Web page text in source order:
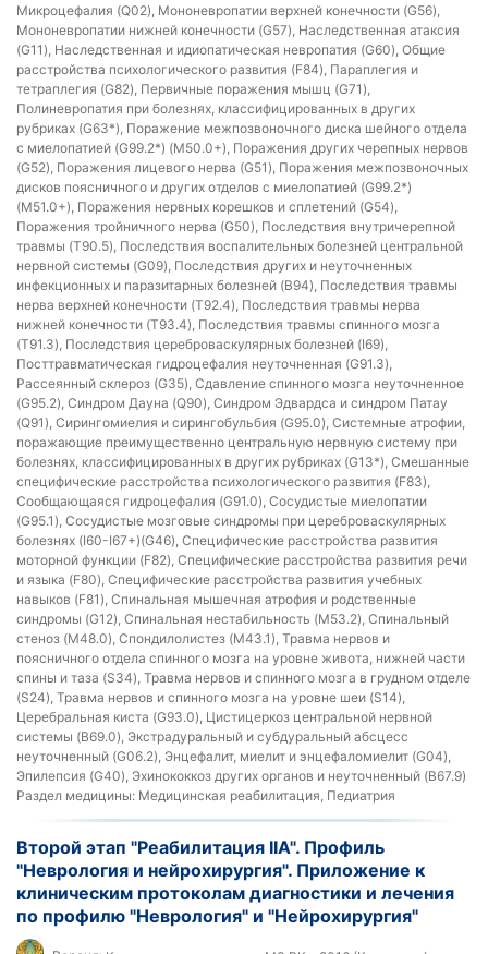
Микроцефалия (Q02), Мононевропатии верхней конечности (G56),
Мононевропатии нижней конечности (G57), Наследственная атаксия
(G11), Наследственная и идиопатическая невропатия (G60), Общие
расстройства психологического развития (F84), Параплегия и
тетраплегия (G82), Первичные поражения мышц (G71),
Полиневропатия при болезнях, классифицированных в других
рубриках (G63*), Поражение межпозвоночного диска шейного отдела
с миелопатией (G99.2*) (M50.0+), Поражения других черепных нервов
(G52), Поражения лицевого нерва (G51), Поражения межпозвоночных
дисков поясничного и других отделов с миелопатией (G99.2*)
(M51.0+), Поражения нервных корешков и сплетений (G54),
Поражения тройничного нерва (G50), Последствия внутричерепной
травмы (T90.5), Последствия воспалительных болезней центральной
нервной системы (G09), Последствия других и неуточненных
инфекционных и паразитарных болезней (B94), Последствия травмы
нерва верхней конечности (T92.4), Последствия травмы нерва
нижней конечности (T93.4), Последствия травмы спинного мозга
(T91.3), Последствия цереброваскулярных болезней (I69),
Посттравматическая гидроцефалия неуточненная (G91.3),
Рассеянный склероз (G35), Сдавление спинного мозга неуточненное
(G95.2), Синдром Дауна (Q90), Синдром Эдвардса и синдром Патау
(Q91), Сирингомиелия и сирингобульбия (G95.0), Системные атрофии,
поражающие преимущественно центральную нервную систему при
болезнях, классифицированных в других рубриках (G13*), Смешанные
специфические расстройства психологического развития (F83),
Сообщающаяся гидроцефалия (G91.0), Сосудистые миелопатии
(G95.1), Сосудистые мозговые синдромы при цереброваскулярных
болезнях (I60-I67+)(G46), Специфические расстройства развития
моторной функции (F82), Специфические расстройства развития речи
и языка (F80), Специфические расстройства развития учебных
навыков (F81), Спинальная мышечная атрофия и родственные
синдромы (G12), Спинальная нестабильность (M53.2), Спинальный
стеноз (M48.0), Спондилолистез (M43.1), Травма нервов и
поясничного отдела спинного мозга на уровне живота, нижней части
спины и таза (S34), Травма нервов и спинного мозга в грудном отделе
(S24), Травма нервов и спинного мозга на уровне шеи (S14),
Церебральная киста (G93.0), Цистицеркоз центральной нервной
системы (B69.0), Экстрадуральный и субдуральный абсцесс
неуточненный (G06.2), Энцефалит, миелит и энцефаломиелит (G04),
Эпилепсия (G40), Эхинококкоз других органов и неуточненный (B67.9)
Раздел медицины: Медицинская реабилитация, Педиатрия
Второй этап "Реабилитация IIА". Профиль
"Неврология и нейрохирургия". Приложение к
клиническим протоколам диагностики и лечения
по профилю "Неврология" и "Нейрохирургия"